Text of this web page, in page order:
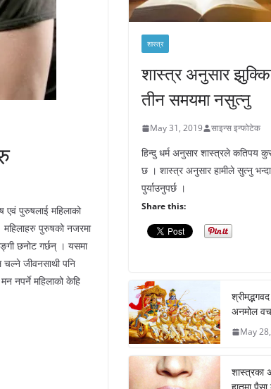
एवं पुरुषलाई महिलाको
पुरुषको नजरमा
छनोट गर्छन् । यसमा
जीवनसाथी पनि
नपर्ने महिलाको केहि
शास्त्र
शास्त्र अनुसार
तीन समयमा नसुत्नु
May 31, 2019 साइन्स इन्फोटेक
हिन्दु धर्म अनुसार शास्त्रले कतिपय
छ । शास्त्र अनुसार हामीले सुत्नु
पुर्याउनुपर्छ ।
Share this:
अनमोल
May
शास्त्रका